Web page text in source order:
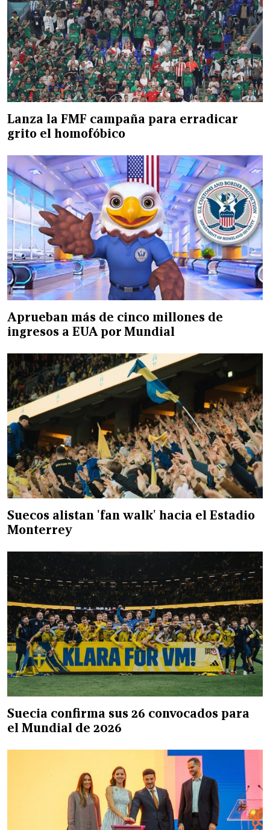
Lanza la FMF campaña para erradicar
grito el homofóbico
Aprueban más de cinco millones de
ingresos a EUA por Mundial
Suecos alistan 'fan walk' hacia el Estadio
Monterrey
Suecia confirma sus 26 convocados para
el Mundial de 2026